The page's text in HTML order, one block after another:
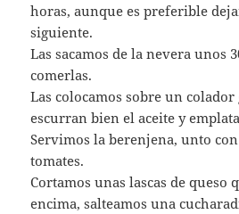
horas, aunque es preferible
siguiente.
Las sacamos de la nevera unos
comerlas.
Las colocamos sobre un
escurran bien el aceite y
Servimos la berenjena, unto
tomates.
Cortamos unas lascas de queso
encima, salteamos una